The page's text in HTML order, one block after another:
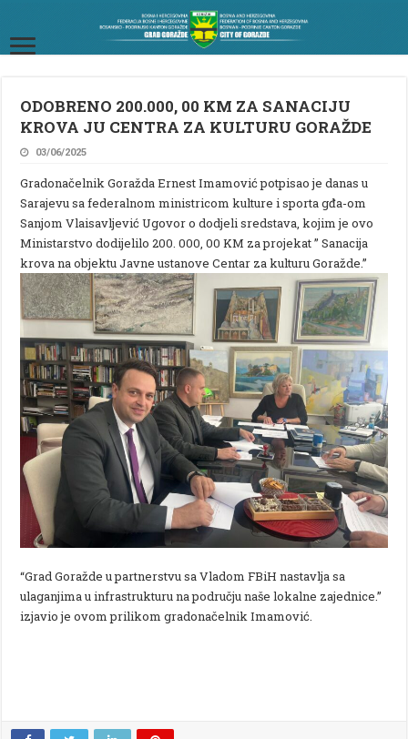
ODOBRENO 200.000, 00 KM ZA SANACIJU
KROVA JU CENTRA ZA KULTURU GORAŽDE
03/06/2025
Gradonačelnik Goražda Ernest Imamović potpisao je danas u
Sarajevu sa federalnom ministricom kulture i sporta gđa-om
Sanjom Vlaisavljević Ugovor o dodjeli sredstava, kojim je ovo
Ministarstvo dodijelilo 200. 000, 00 KM za projekat ” Sanacija
krova na objektu Javne ustanove Centar za kulturu Goražde.”
“Grad Goražde u partnerstvu sa Vladom FBiH nastavlja sa
ulaganjima u infrastrukturu na području naše lokalne zajednice.”
izjavio je ovom prilikom gradonačelnik Imamović.